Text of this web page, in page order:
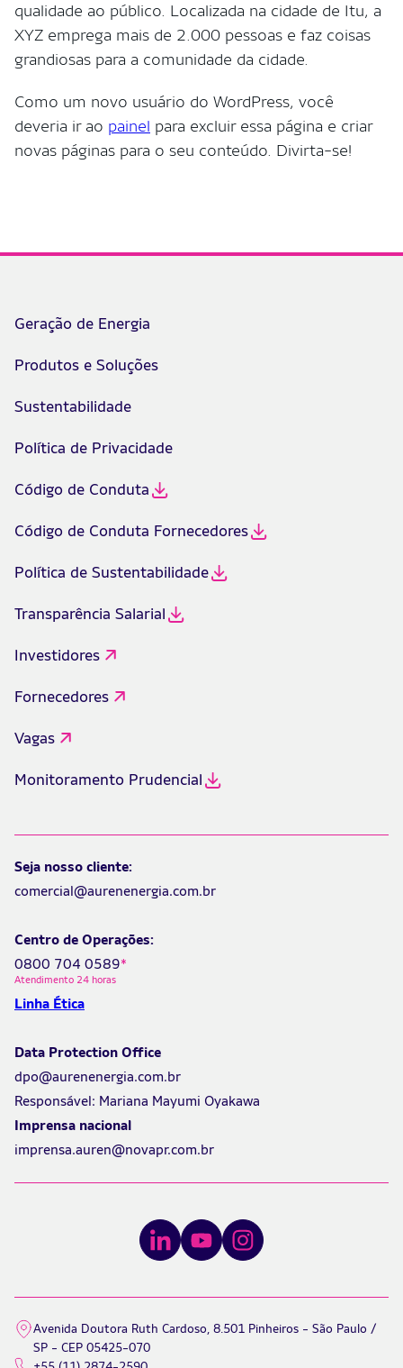
qualidade ao público. Localizada na cidade de Itu, a
XYZ emprega mais de 2.000 pessoas e faz coisas
grandiosas para a comunidade da cidade.
Como um novo usuário do WordPress, você
deveria ir ao painel para excluir essa página e criar
novas páginas para o seu conteúdo. Divirta-se!
Geração de Energia
Produtos e Soluções
Sustentabilidade
Política de Privacidade
Código de Conduta
Código de Conduta Fornecedores
Política de Sustentabilidade
Transparência Salarial
Investidores
Fornecedores
Vagas
Monitoramento Prudencial
Seja nosso cliente:
comercial@aurenenergia.com.br
Centro de Operações:
0800 704 0589*
Atendimento 24 horas
Linha Ética
Data Protection Office
dpo@aurenenergia.com.br
Responsável: Mariana Mayumi Oyakawa
Imprensa nacional
imprensa.auren@novapr.com.br
Avenida Doutora Ruth Cardoso, 8.501 Pinheiros - São Paulo /
SP - CEP 05425-070